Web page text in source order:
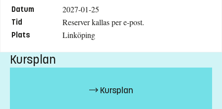
Undervisningsspråk:Svenska
Anmälningskod:LIU-42220
Antal platser
5
Särskilda förkunskapskrav
och Makroekonomi, med en omfattning om minst 7,5 hp
Datum 2027-01-25
Tid Reserver kallas per e-post.
Plats Linköping
Kursplan
Kursplan